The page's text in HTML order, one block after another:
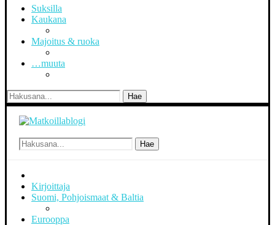
Suksilla
Kaukana
Majoitus & ruoka
…muuta
Hae
Hae
Kirjoittaja
Suomi, Pohjoismaat & Baltia
Eurooppa